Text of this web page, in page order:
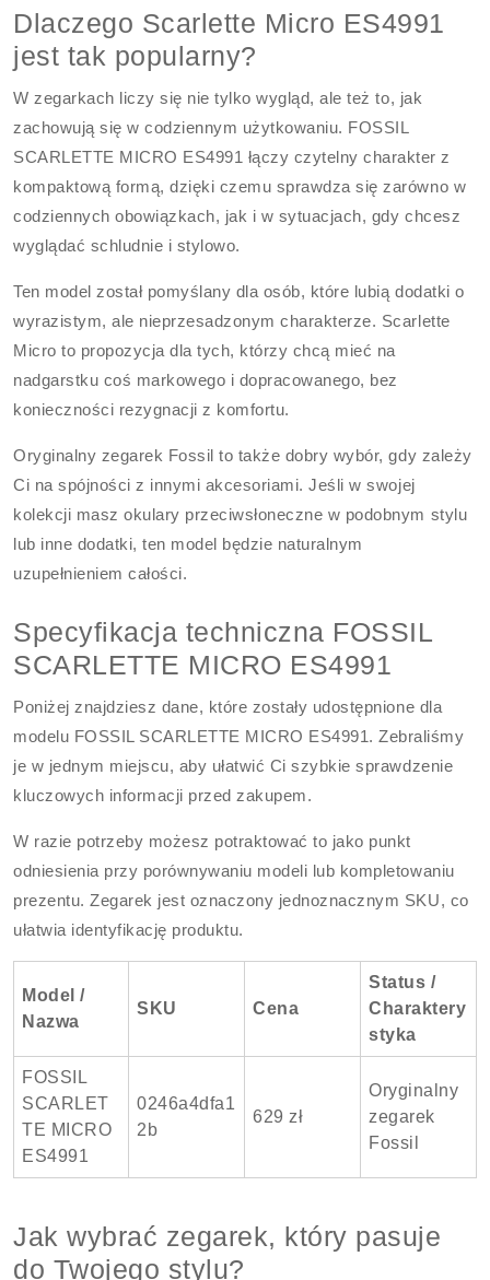
Dlaczego Scarlette Micro ES4991
jest tak popularny?
W zegarkach liczy się nie tylko wygląd, ale też to, jak
zachowują się w codziennym użytkowaniu. FOSSIL
SCARLETTE MICRO ES4991 łączy czytelny charakter z
kompaktową formą, dzięki czemu sprawdza się zarówno w
codziennych obowiązkach, jak i w sytuacjach, gdy chcesz
wyglądać schludnie i stylowo.
Ten model został pomyślany dla osób, które lubią dodatki o
wyrazistym, ale nieprzesadzonym charakterze. Scarlette
Micro to propozycja dla tych, którzy chcą mieć na
nadgarstku coś markowego i dopracowanego, bez
konieczności rezygnacji z komfortu.
Oryginalny zegarek Fossil to także dobry wybór, gdy zależy
Ci na spójności z innymi akcesoriami. Jeśli w swojej
kolekcji masz okulary przeciwsłoneczne w podobnym stylu
lub inne dodatki, ten model będzie naturalnym
uzupełnieniem całości.
Specyfikacja techniczna FOSSIL
SCARLETTE MICRO ES4991
Poniżej znajdziesz dane, które zostały udostępnione dla
modelu FOSSIL SCARLETTE MICRO ES4991. Zebraliśmy
je w jednym miejscu, aby ułatwić Ci szybkie sprawdzenie
kluczowych informacji przed zakupem.
W razie potrzeby możesz potraktować to jako punkt
odniesienia przy porównywaniu modeli lub kompletowaniu
prezentu. Zegarek jest oznaczony jednoznacznym SKU, co
ułatwia identyfikację produktu.
Model /
Nazwa
SKU Cena
Status /
Charaktery
styka
FOSSIL
SCARLET
TE MICRO
ES4991
0246a4dfa1
2b
629 zł
Oryginalny
zegarek
Fossil
Jak wybrać zegarek, który pasuje
do Twojego stylu?